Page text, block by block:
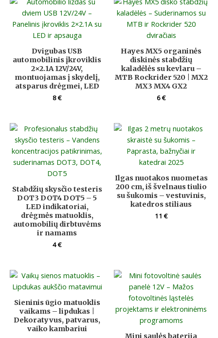
Dvigubas USB
automobilinis įkroviklis
2×2.1A 12V/24V,
montuojamas į skydelį,
atsparus drėgmei, LED
8€
Hayes MX5 organinės
diskinės stabdžių
kaladėlės su kevlaru –
MTB Rockrider 520 | MX2
MX3 MX4 GX2
6€
Stabdžių skysčio testeris
DOT3 DOT4 DOT5 – 5
LED indikatoriai,
drėgmės matuoklis,
automobilių dirbtuvėms
ir namams
4€
Ilgas nuotakos nuometas
200 cm, iš švelnaus tiulio
su šukomis – vestuvinis,
katedros stiliaus
11€
Sieninis ūgio matuoklis
vaikams – lipdukas |
Dekoratyvus, patvarus,
vaiko kambariui
Mini saulės baterija